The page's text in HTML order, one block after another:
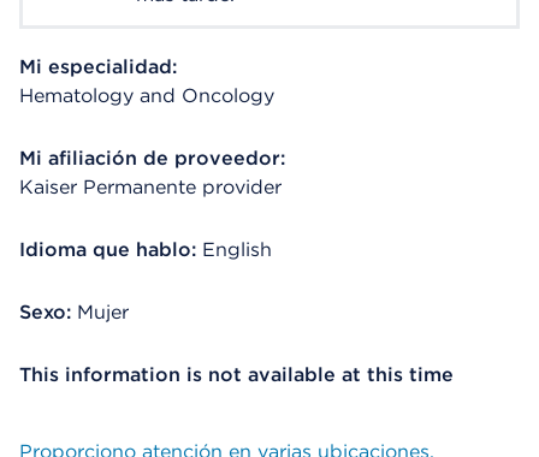
Mi especialidad:
Hematology and Oncology
Mi afiliación de proveedor:
Kaiser Permanente provider
Idioma que hablo: English
Sexo: Mujer
This information is not available at this time
Proporciono atención en varias ubicaciones.